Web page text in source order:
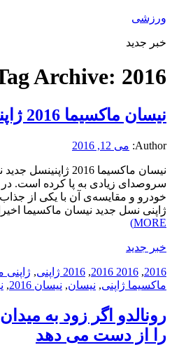
ورزشی
خبر جدید
Archive: 2016
نیسان ماکسیما 2016 ژاپنی
Author: می 12, 2016
نیسان ماکسیما 2016
سروصدای زیادی به پا کرده است. در
ژاپنی نسل جدید نیسان ماکسیما
MORE)
خبر جدید
2016
,
2016 2016
, 2016 ژاپنی , ژاپنی
ماکسیما ژاپنی, نیسان, نیسان 2016 ,
را از دست می دهد